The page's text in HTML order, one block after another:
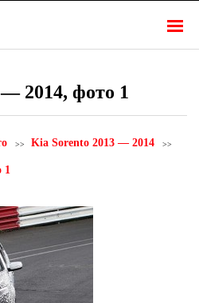
2014, фото 1
Kia Sorento 2013 — 2014
1